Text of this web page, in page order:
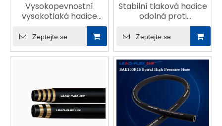
Vysokopevnostní
vysokotlaká hadice
Zeptejte se
Stabilní tlaková hadice
odolná proti
povětrnostním vlivům
ISO18752-628
Zeptejte se